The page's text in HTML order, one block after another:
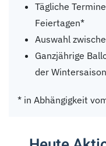
Tägliche
Feiertagen*
Auswahl
Ganzjährige
der
* in Abhängigkeit